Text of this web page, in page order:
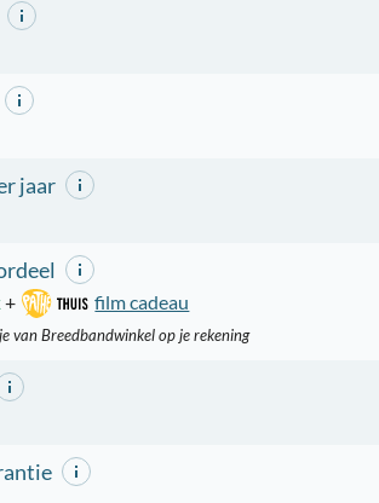
jaar
+ film cadeau
van Breedbandwinkel op je rekening